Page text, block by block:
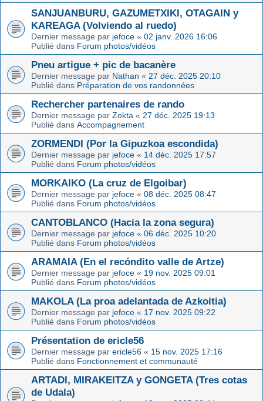
SANJUANBURU, GAZUMETXIKI, OTAGAIN y
KAREAGA (Volviendo al ruedo)
Dernier message par jefoce « 02 janv. 2026 16:06
Publié dans Forum photos/vidéos
Pneu artigue + pic de bacanère
Dernier message par Nathan « 27 déc. 2025 20:10
Publié dans Préparation de vos randonnées
Rechercher partenaires de rando
Dernier message par Zokta « 27 déc. 2025 19:13
Publié dans Accompagnement
ZORMENDI (Por la Gipuzkoa escondida)
Dernier message par jefoce « 14 déc. 2025 17:57
Publié dans Forum photos/vidéos
MORKAIKO (La cruz de Elgoibar)
Dernier message par jefoce « 08 déc. 2025 08:47
Publié dans Forum photos/vidéos
CANTOBLANCO (Hacia la zona segura)
Dernier message par jefoce « 06 déc. 2025 10:20
Publié dans Forum photos/vidéos
ARAMAIA (En el recóndito valle de Artze)
Dernier message par jefoce « 19 nov. 2025 09:01
Publié dans Forum photos/vidéos
MAKOLA (La proa adelantada de Azkoitia)
Dernier message par jefoce « 17 nov. 2025 09:22
Publié dans Forum photos/vidéos
Présentation de ericle56
Dernier message par ericle56 « 15 nov. 2025 17:16
Publié dans Fonctionnement et communauté
ARTADI, MIRAKEITZA y GONGETA (Tres cotas
de Udala)